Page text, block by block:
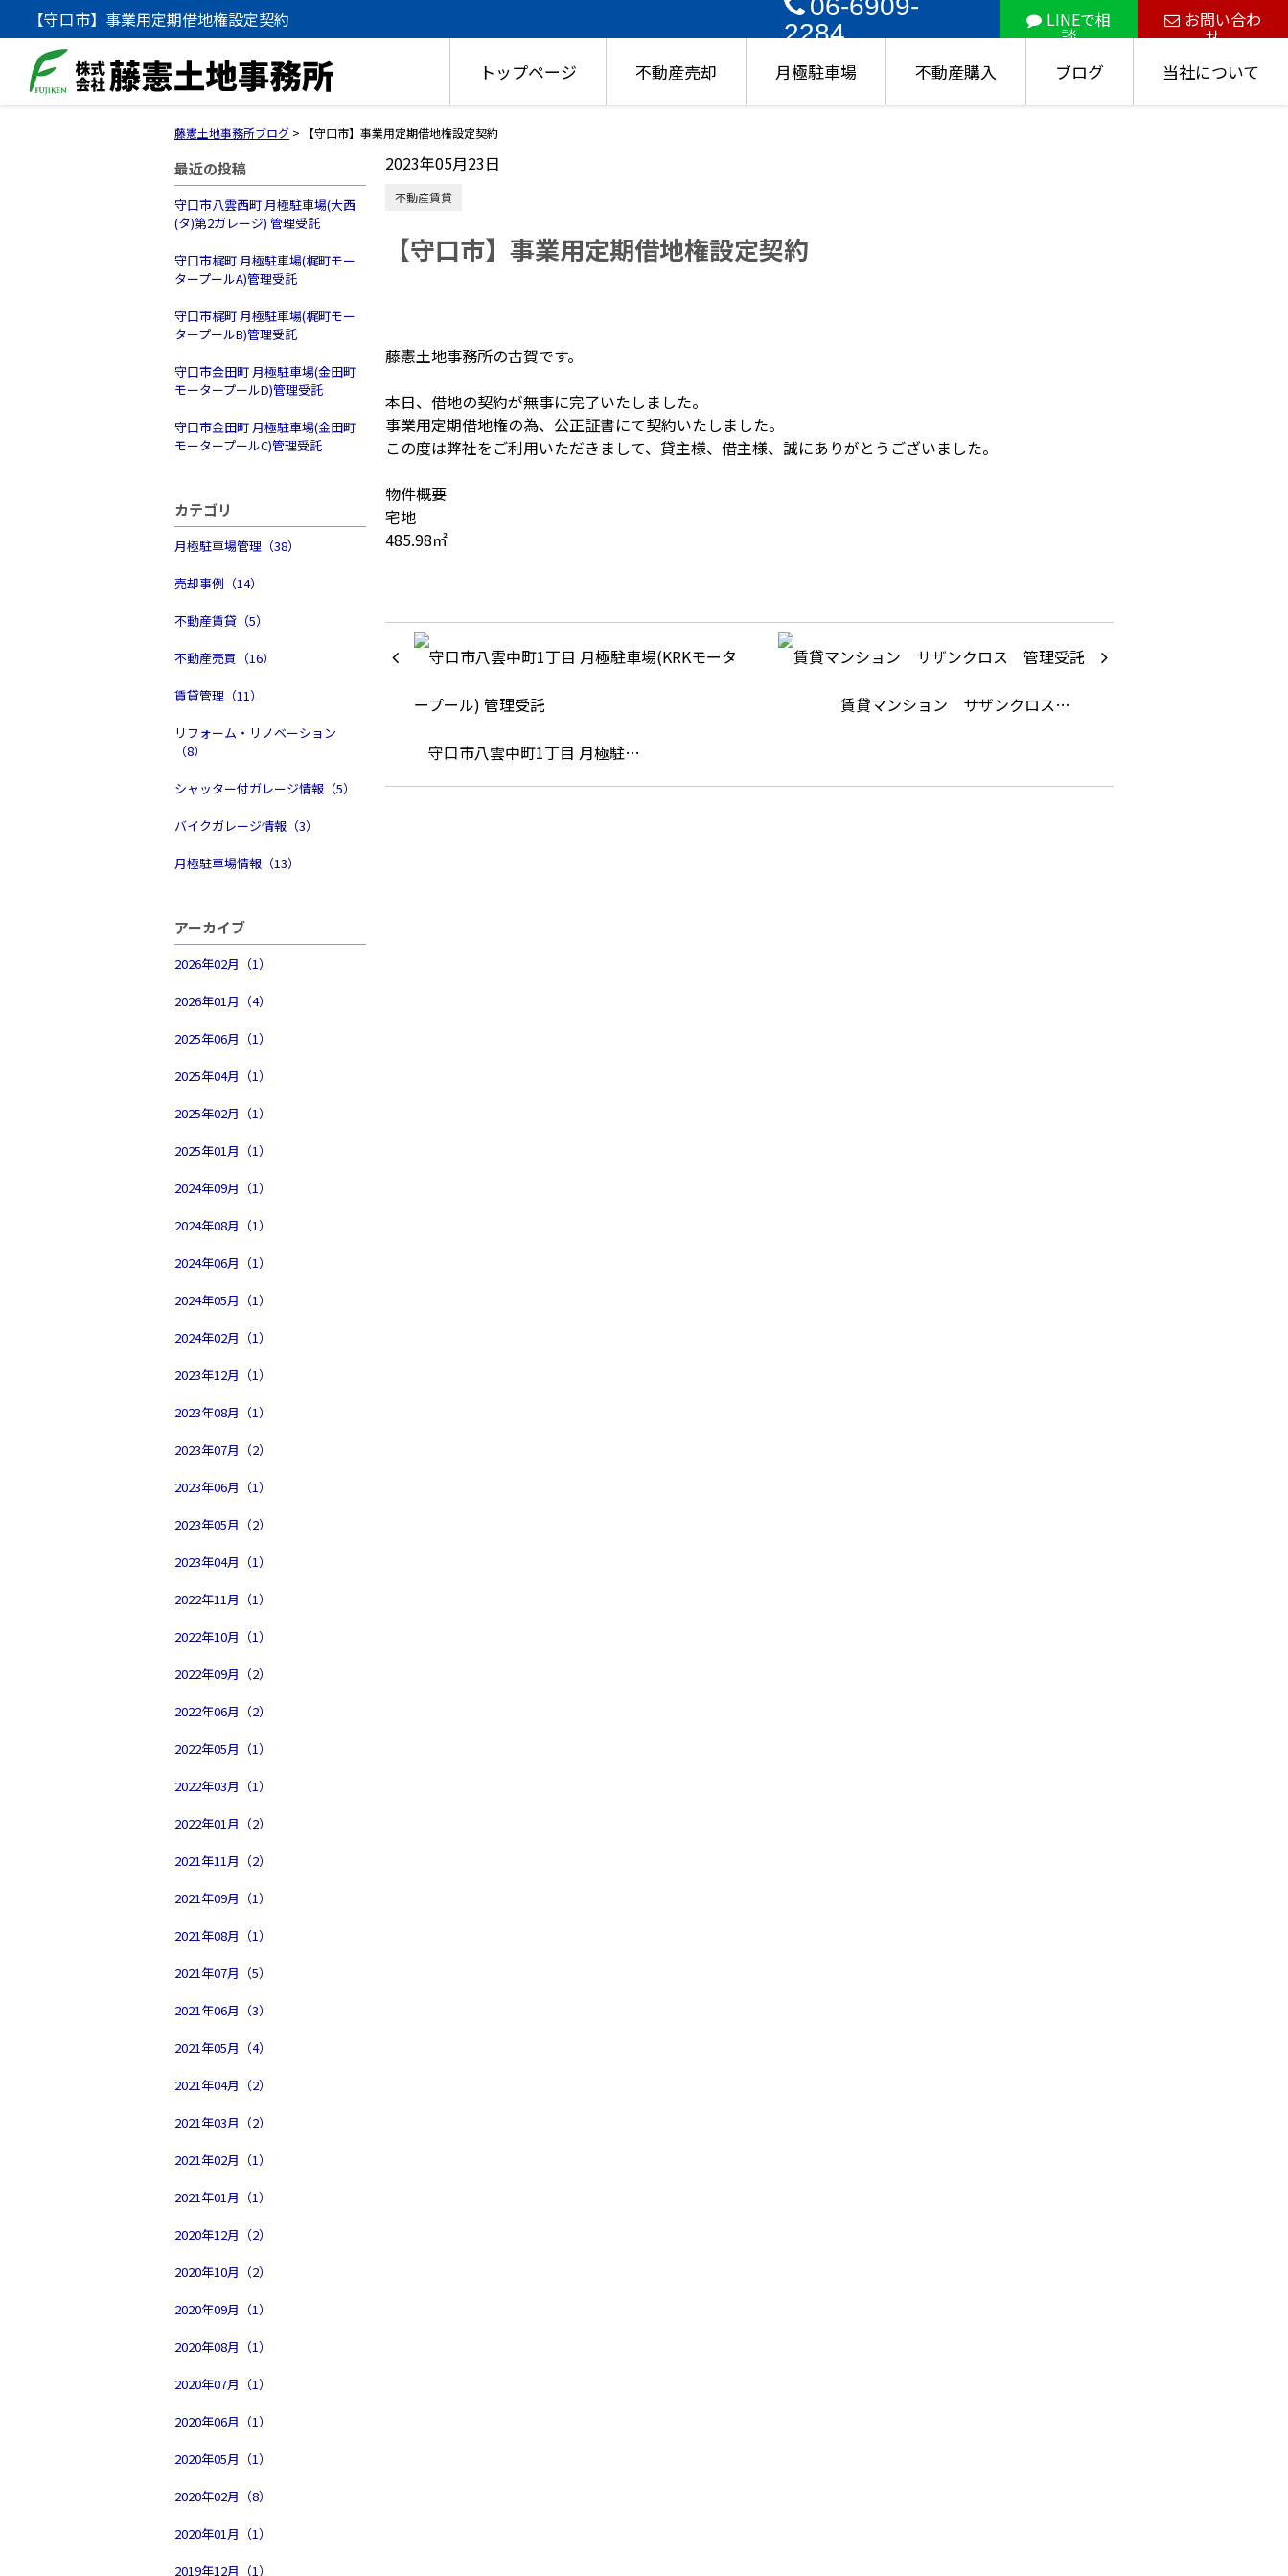
【守口市】事業用定期借地権設定契約
2284
LINEで相
談
お問い合わ
せ
トップページ 不動産売却 月極駐車場 不動産購入 ブログ 当社について
藤憲土地事務所ブログ > 【守口市】事業用定期借地権設定契約
最近の投稿
守口市八雲西町 月極駐車場(大西
(タ)第2ガレージ) 管理受託
守口市梶町 月極駐車場(梶町モー
タープールA)管理受託
守口市梶町 月極駐車場(梶町モー
タープールB)管理受託
守口市金田町 月極駐車場(金田町
モータープールD)管理受託
守口市金田町 月極駐車場(金田町
モータープールC)管理受託
カテゴリ
月極駐車場管理（38）
売却事例（14）
不動産賃貸（5）
不動産売買（16）
賃貸管理（11）
リフォーム・リノベーション
（8）
シャッター付ガレージ情報（5）
バイクガレージ情報（3）
月極駐車場情報（13）
アーカイブ
2026年02月（1）
2026年01月（4）
2025年06月（1）
2025年04月（1）
2025年02月（1）
2025年01月（1）
2024年09月（1）
2024年08月（1）
2024年06月（1）
2024年05月（1）
2024年02月（1）
2023年12月（1）
2023年08月（1）
2023年07月（2）
2023年06月（1）
2023年05月（2）
2023年04月（1）
2022年11月（1）
2022年10月（1）
2022年09月（2）
2022年06月（2）
2022年05月（1）
2022年03月（1）
2022年01月（2）
2021年11月（2）
2021年09月（1）
2021年08月（1）
2021年07月（5）
2021年06月（3）
2021年05月（4）
2021年04月（2）
2021年03月（2）
2021年02月（1）
2021年01月（1）
2020年12月（2）
2020年10月（2）
2020年09月（1）
2020年08月（1）
2020年07月（1）
2020年06月（1）
2020年05月（1）
2020年02月（8）
2020年01月（1）
2019年12月（1）
2023年05月23日
不動産賃貸
【守口市】事業用定期借地権設定契約
藤憲土地事務所の古賀です。
本日、借地の契約が無事に完了いたしました。
事業用定期借地権の為、公正証書にて契約いたしました。
この度は弊社をご利用いただきまして、貸主様、借主様、誠にありがとうございました。
物件概要
宅地
485.98㎡
守口市八雲中町1丁目 月極駐…
賃貸マンション サザンクロス…